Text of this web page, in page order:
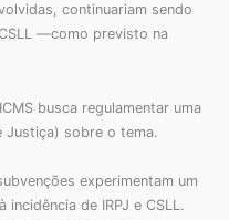
continuariam sendo
—como previsto na
busca regulamentar uma
Justiça) sobre o tema.
experimentam um
de IRPJ e CSLL.